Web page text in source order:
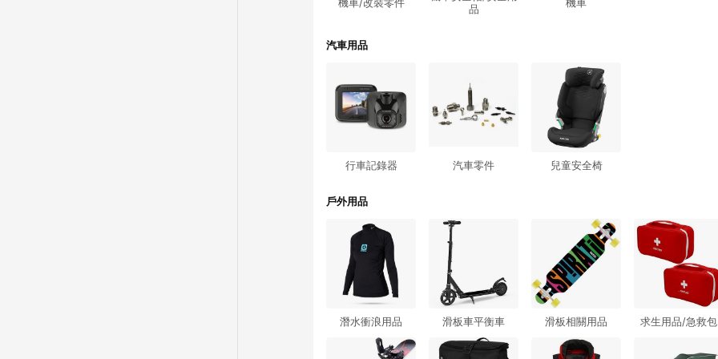
品
汽車用品
行車記錄器 汽車零件 兒童安全椅
戶外用品
潛水衝浪用品 滑板車平衡車 滑板相關用品 求生用品/急救包